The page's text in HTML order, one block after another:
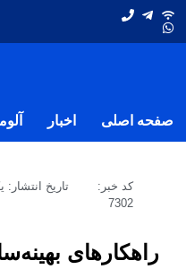
صفحه اصلی
اخبار
کد خبر:
7302
تاریخ انتشار:
راهکارهای